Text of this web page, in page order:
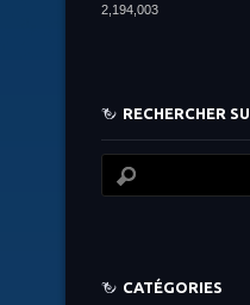
2,194,003
RECHERCHER
CATÉGORIES